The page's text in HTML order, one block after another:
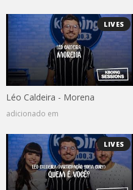
LIVES
Léo Caldeira - Morena
adicionado em
LIVES